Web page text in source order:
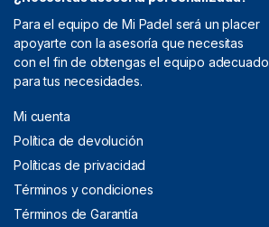
Para el equipo de Mi Padel será un placer
apoyarte con la asesoría que necesitas
con el fin de obtengas el equipo adecuado
para tus necesidades.
Mi cuenta
Política de devolución
Políticas de privacidad
Términos y condiciones
Términos de Garantía